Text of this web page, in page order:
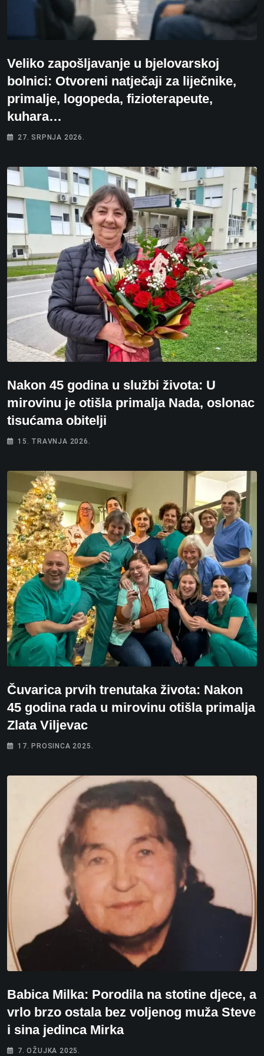
Veliko zapošljavanje u bjelovarskoj
bolnici: Otvoreni natječaji za liječnike,
primalje, logopeda, fizioterapeute,
kuhara…
27. SRPNJA 2026.
Nakon 45 godina u službi života: U
mirovinu je otišla primalja Nada, oslonac
tisućama obitelji
15. TRAVNJA 2026.
Čuvarica prvih trenutaka života: Nakon
45 godina rada u mirovinu otišla primalja
Zlata Viljevac
17. PROSINCA 2025.
Babica Milka: Porodila na stotine djece, a
vrlo brzo ostala bez voljenog muža Steve
i sina jedinca Mirka
7. OŽUJKA 2025.